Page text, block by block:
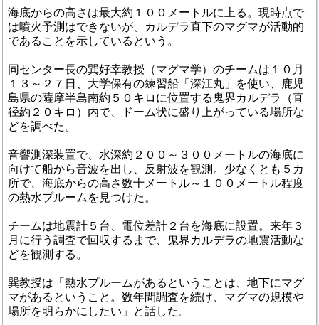
海底からの高さは最大約１００メートルに上る。現時点で
は噴火予測はできないが、カルデラ直下のマグマが活動的
であることを示しているという。
同センター長の巽好幸教授（マグマ学）のチームは１０月
１３～２７日、大学保有の練習船「深江丸」を使い、鹿児
島県の薩摩半島南約５０キロに位置する鬼界カルデラ（直
径約２０キロ）内で、ドーム状に盛り上がっている場所な
どを調べた。
音響測深装置で、水深約２００～３００メートルの海底に
向けて船から音波を出し、反射波を観測。少なくとも５カ
所で、海底からの高さ数十メートル～１００メートル程度
の熱水プルームを見つけた。
チームは地震計５台、電位差計２台を海底に設置。来年３
月に行う調査で回収するまで、鬼界カルデラの地震活動な
どを観測する。
巽教授は「熱水プルームがあるということは、地下にマグ
マがあるということ。数年間調査を続け、マグマの規模や
場所を明らかにしたい」と話した。